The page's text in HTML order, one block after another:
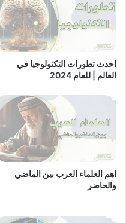
احدث تطورات التكنولوجيا في
العالم | للعام 2024
اهم العلماء العرب بين الماضي
والحاضر